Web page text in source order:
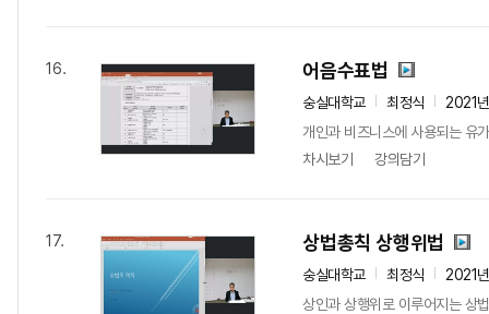
16. 어음수표법
숭실대학교 최정식
2021
개인과 비즈니스에 사용되는 유
차시보기
강의담기
17. 상법총칙 상행위법
숭실대학교 최정식
2021
상인과 상행위로 이루어지는 상